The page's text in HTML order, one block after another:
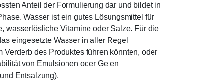
Anteil der Formulierung dar und bildet in
Wasser ist ein gutes Lösungsmittel für
wasserlösliche Vitamine oder Salze. Für die
eingesetzte Wasser in aller Regel
des Produktes führen könnten, oder
von Emulsionen oder Gelen
Entsalzung).